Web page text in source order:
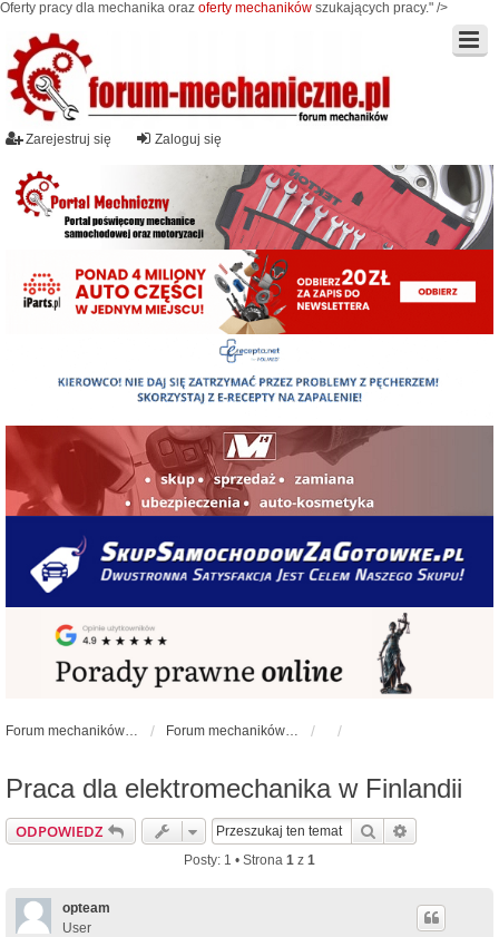
Oferty pracy dla mechanika oraz oferty mechaników szukających pracy." />
Zaloguj się
Zarejestruj się
Forum mechaników samochodowych - forum-mechaniczne.pl Forum mechaników samochodowych
Praca dla elektromechanika w Finlandii
ODPOWIEDZ Szukaj
Posty: 1 • Strona 1 z 1
opteam
User